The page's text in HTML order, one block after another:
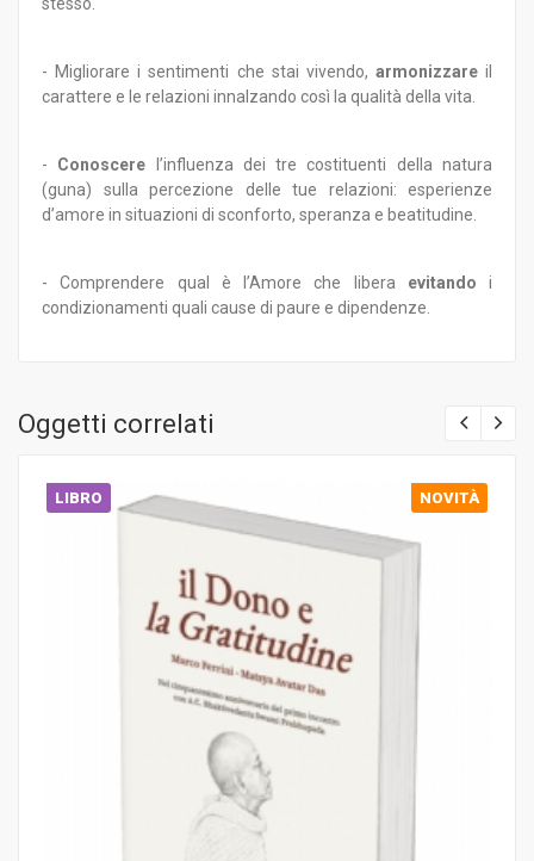
- Migliorare i sentimenti che stai vivendo, armonizzareil
carattere e le relazioni innalzando così la qualità della vita.
- Conoscere l’influenza dei tre costituenti della natura
(guna) sulla percezione delle tue relazioni: esperienze
d’amore in situazioni di sconforto, speranza e beatitudine.
- Comprendere qual è l’Amore che libera evitando i
condizionamenti quali cause di paure e dipendenze.
Oggetti correlati
LIBRO NOVITÀ